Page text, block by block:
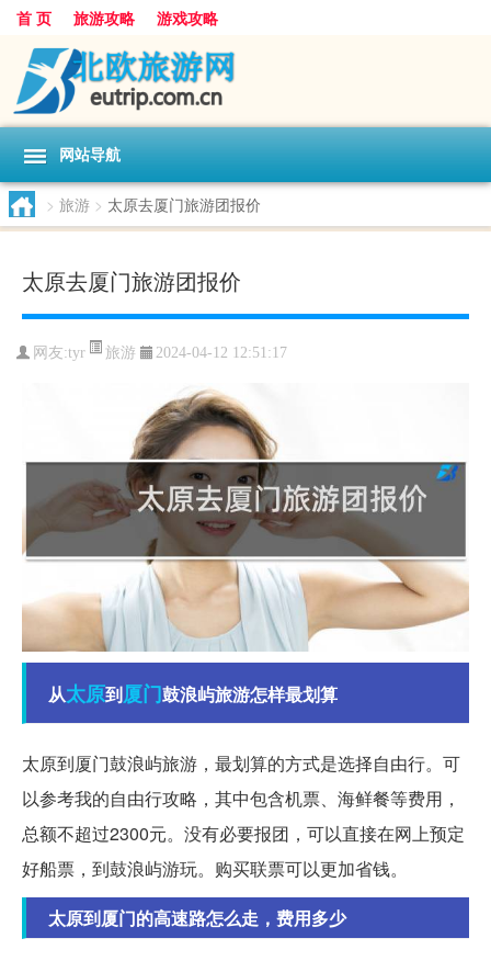
首 页 旅游攻略 游戏攻略
网站导航
> 旅游 > 太原去厦门旅游团报价
太原去厦门旅游团报价
网友:tyr 旅游 2024-04-12 12:51:17
从太原到厦门鼓浪屿旅游怎样最划算
太原到厦门鼓浪屿旅游，最划算的方式是选择自由行。可
以参考我的自由行攻略，其中包含机票、海鲜餐等费用，
总额不超过2300元。没有必要报团，可以直接在网上预定
好船票，到鼓浪屿游玩。购买联票可以更加省钱。
太原到厦门的高速路怎么走，费用多少